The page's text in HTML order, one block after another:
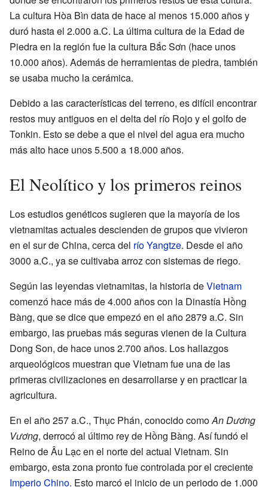
La cultura Hòa Bìn data de hace al menos 15.000 años y
duró hasta el 2.000 a.C. La última cultura de la Edad de
Piedra en la región fue la cultura Bắc Sơn (hace unos
10.000 años). Además de herramientas de piedra, también
se usaba mucho la cerámica.
Debido a las características del terreno, es difícil encontrar
restos muy antiguos en el delta del río Rojo y el golfo de
Tonkin. Esto se debe a que el nivel del agua era mucho
más alto hace unos 5.500 a 18.000 años.
El Neolítico y los primeros reinos
Los estudios genéticos sugieren que la mayoría de los
vietnamitas actuales descienden de grupos que vivieron
en el sur de China, cerca del río Yangtze. Desde el año
3000 a.C., ya se cultivaba arroz con sistemas de riego.
Según las leyendas vietnamitas, la historia deVietnam
comenzó hace más de 4.000 años con la Dinastía Hồng
Bàng, que se dice que empezó en el año 2879 a.C. Sin
embargo, las pruebas más seguras vienen de la Cultura
Dong Son, de hace unos 2.700 años. Los hallazgos
arqueológicos muestran que Vietnam fue una de las
primeras civilizaciones en desarrollarse y en practicar la
agricultura.
En el año 257 a.C., Thục Phán, conocido comoAn Dương
Vương, derrocó al último rey de Hồng Bàng. Así fundó el
Reino de Âu Lạc en el norte del actual Vietnam. Sin
embargo, esta zona pronto fue controlada por el creciente
Imperio Chino. Esto marcó el inicio de un periodo de 1.000